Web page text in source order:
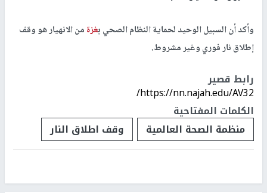
وأكد أن السبيل الوحيد لحماية النظام الصحي بغزةمن الانهيار هو وقف
إطلاق نار فوري وغير مشروط.
رابط قصير
https://nn.najah.edu/AV32/
الكلمات المفتاحية
منظمة الصحة العالمية
وقف اطلاق النار